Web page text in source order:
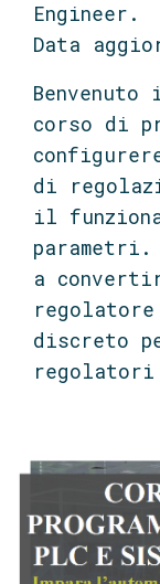
Engineer.
Data
corso di
di
il
parametri.
a
discreto